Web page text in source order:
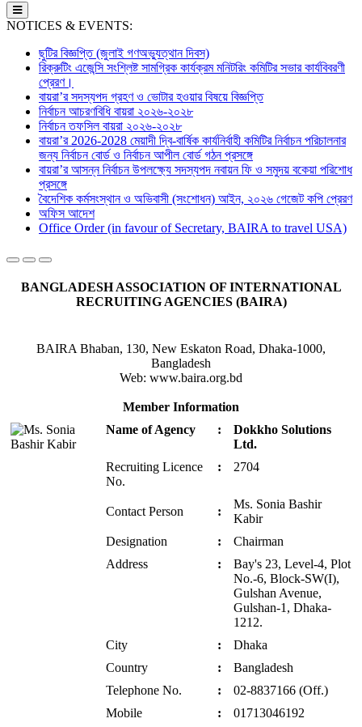
NOTICES & EVENTS:
ছুটির বিজ্ঞপ্তি (জুলাই গণঅভ্যুত্থান দিবস)
রিক্রুটিং এজেন্সি সংশ্লিষ্ট সামগ্রিক কার্যক্রম মনিটরিং কমিটির সভার কার্যবিবরণী
প্রেরণ।
বায়রা’র সদস্যপদ গ্রহণ ও ভোটার হওয়ার বিষয়ে বিজ্ঞপ্তি
নির্বাচন আচরণবিধি বায়রা ২০২৬-২০২৮
নির্বাচন তফসিল বায়রা ২০২৬-২০২৮
বায়রা’র 2026-2028 মেয়াদী দ্বি-বার্ষিক কার্যনির্বাহী কমিটির নির্বাচন পরিচালনার
জন্য নির্বাচন বোর্ড ও নির্বাচন আপীল বোর্ড গঠন প্রসঙ্গে
বায়রা’র আসন্ন নির্বাচন উপলক্ষ্যে সদস্যপদ নবায়ন ফি ও সমুদয় বকেয়া পরিশোধ
প্রসঙ্গে
বৈদেশিক কর্মসংস্থান ও অভিবাসী (সংশোধন) আইন, ২০২৬ গেজেট কপি প্রেরণ
অফিস আদেশ
Office Order (in favour of Secretary, BAIRA to travel USA)
BANGLADESH ASSOCIATION OF INTERNATIONAL
RECRUITING AGENCIES (BAIRA)
BAIRA Bhaban, 130, New Eskaton Road, Dhaka-1000,
Bangladesh
Web: www.baira.org.bd
Member Information
Name of Agency
:
Dokkho Solutions
Ltd.
Recruiting Licence
No.
: 2704
Contact Person :
Ms. Sonia Bashir
Kabir
Designation
:
Chairman
Address
:
Bay's 23, Level-4, Plot
No.-6, Block-SW(I),
Gulshan Avenue,
Gulshan-1, Dhaka-
1212.
City
:
Dhaka
Country
:
Bangladesh
Telephone No.
:
02-8837166 (Off.)
Mobile
:
01713046192